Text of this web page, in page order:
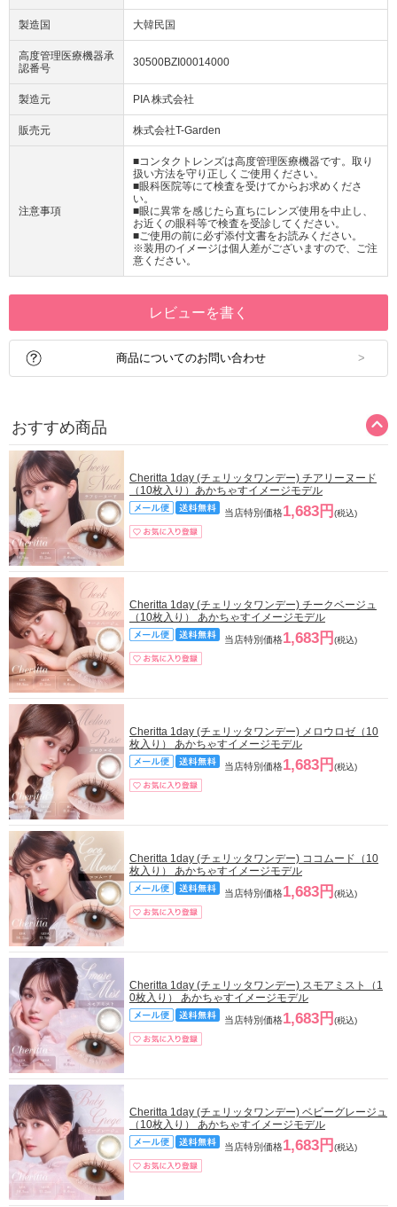
製造国 大韓民国
高度管理医療機器承
認番号
30500BZI00014000
製造元 PIA 株式会社
販売元 株式会社T-Garden
注意事項
■コンタクトレンズは高度管理医療機器です。取り
扱い方法を守り正しくご使用ください。
■眼科医院等にて検査を受けてからお求めくださ
い。
■眼に異常を感じたら直ちにレンズ使用を中止し、
お近くの眼科等で検査を受診してください。
■ご使用の前に必ず添付文書をお読みください。
※装用のイメージは個人差がございますので、ご注
意ください。
レビューを書く
商品についてのお問い合わせ
おすすめ商品
Cheritta 1day (チェリッタワンデー) チアリーヌード
（10枚入り）あかちゃすイメージモデル
当店特別価格1,683円 (税込)
Cheritta 1day (チェリッタワンデー) チークベージュ
（10枚入り） あかちゃすイメージモデル
当店特別価格1,683円 (税込)
Cheritta 1day (チェリッタワンデー) メロウロゼ（10
枚入り） あかちゃすイメージモデル
当店特別価格1,683円 (税込)
Cheritta 1day (チェリッタワンデー) ココムード（10
枚入り） あかちゃすイメージモデル
当店特別価格1,683円 (税込)
Cheritta 1day (チェリッタワンデー) スモアミスト（1
0枚入り） あかちゃすイメージモデル
当店特別価格1,683円 (税込)
Cheritta 1day (チェリッタワンデー) ベビーグレージュ
（10枚入り） あかちゃすイメージモデル
当店特別価格1,683円 (税込)